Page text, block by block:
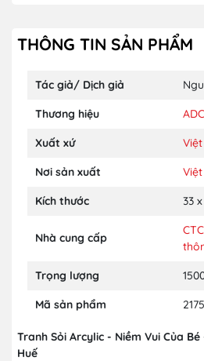
THÔNG TIN SẢN PHẨM
Tác giả/ Dịch giả
Thương hiệu
Xuất xứ
Nơi sản xuất
Kích thước 33
Nhà cung cấp
Trọng lượng
Mã sản phẩm
Tranh Sỏi Arcylic - Niềm Vui Của Bé
Huế